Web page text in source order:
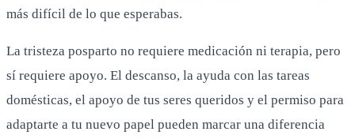
más difícil de lo que esperabas.
La tristeza posparto no requiere medicación ni terapia, pero
sí requiere apoyo. El descanso, la ayuda con las tareas
domésticas, el apoyo de tus seres queridos y el permiso para
adaptarte a tu nuevo papel pueden marcar una diferencia